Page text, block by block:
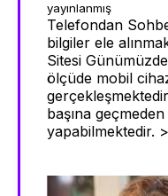
yayınlanmış
Telefondan
bilgiler ele
Sitesi
ölçüde mobil
başına
yapabilmektedir.